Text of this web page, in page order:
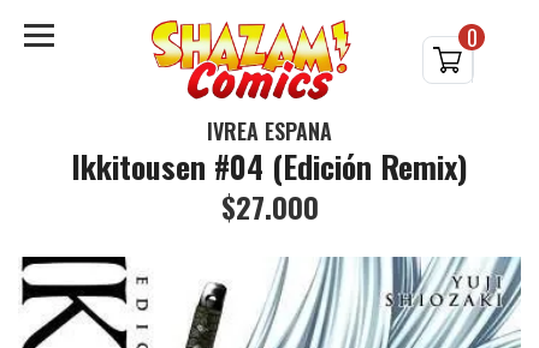
0
IVREA ESPAÑA
Ikkitousen #04 (Edición Remix)
$27.000